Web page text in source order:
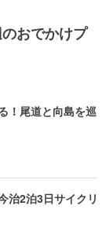
おでかけプ
！尾道と向島を巡
治2泊3日サイクリ